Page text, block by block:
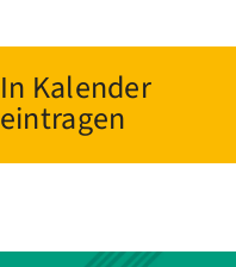
In Kalender
eintragen